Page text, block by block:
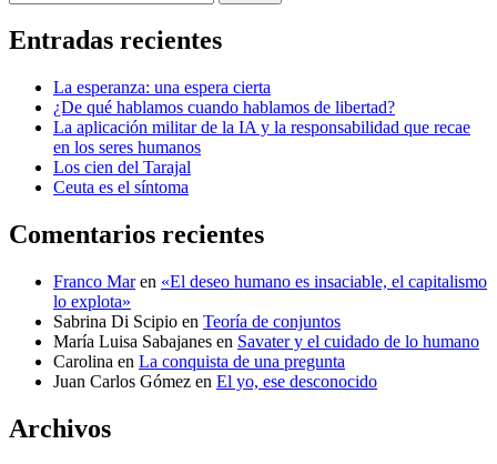
Entradas recientes
La esperanza: una espera cierta
¿De qué hablamos cuando hablamos de libertad?
La aplicación militar de la IA y la responsabilidad que recae
en los seres humanos
Los cien del Tarajal
Ceuta es el síntoma
Comentarios recientes
Franco Maren «El deseo humano es insaciable, el capitalismo
lo explota»
Sabrina Di Scipio en Teoría de conjuntos
María Luisa Sabajanes en Savater y el cuidado de lo humano
Carolina en La conquista de una pregunta
Juan Carlos Gómez en El yo, ese desconocido
Archivos